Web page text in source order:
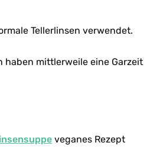
Tellerlinsen verwendet.
haben mittlerweile eine Garzeit
veganes Rezept